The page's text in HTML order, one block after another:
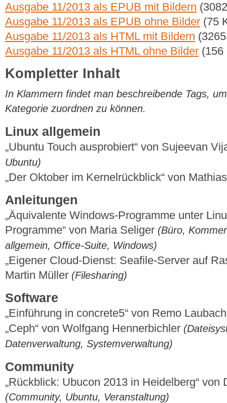
Ausgabe 11/2013 als EPUB mit Bildern
Ausgabe 11/2013 als EPUB ohne Bilder (75
Ausgabe 11/2013 als HTML mit Bildern
Ausgabe 11/2013 als HTML ohne Bilder (156
Kompletter Inhalt
In Klammern findet man beschreibende Tags,
Kategorie zuordnen zu können.
Linux allgemein
„Ubuntu Touch ausprobiert“ von Sujeevan
Ubuntu)
„Der Oktober im Kernelrückblick“ von
Anleitungen
„Äquivalente Windows-Programme unter
Programme“ von Maria Seliger (Büro,
allgemein, Office-Suite, Windows)
„Eigener Cloud-Dienst: Seafile-Server auf
Martin Müller (Filesharing)
Software
„Einführung in concrete5“ von Remo
„Ceph“ von Wolfgang Hennerbichler
Datenverwaltung, Systemverwaltung)
Community
„Rückblick: Ubucon 2013 in Heidelberg“ von
(Community, Ubuntu, Veranstaltung)